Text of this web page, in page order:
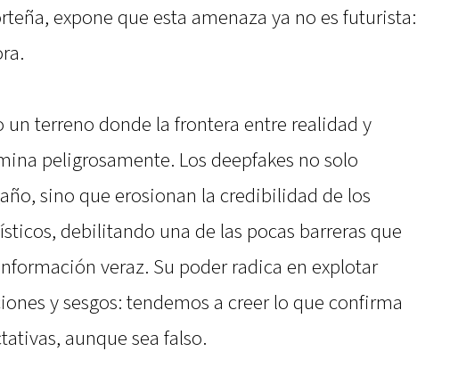
expone que esta amenaza ya no es futurista:
un terreno donde la frontera entre realidad y
peligrosamente. Los deepfakes no solo
sino que erosionan la credibilidad de los
debilitando una de las pocas barreras que
veraz. Su poder radica en explotar
y sesgos: tendemos a creer lo que confirma
aunque sea falso.